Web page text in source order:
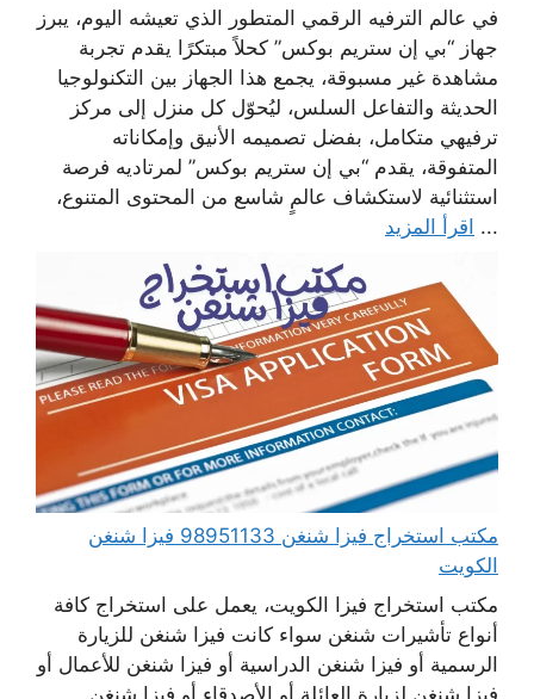
في عالم الترفيه الرقمي المتطور الذي تعيشه اليوم، يبرز
جهاز “بي إن ستريم بوكس” كحلاً مبتكرًا يقدم تجربة
مشاهدة غير مسبوقة، يجمع هذا الجهاز بين التكنولوجيا
الحديثة والتفاعل السلس، ليُحوّل كل منزل إلى مركز
ترفيهي متكامل، بفضل تصميمه الأنيق وإمكاناته
المتفوقة، يقدم “بي إن ستريم بوكس” لمرتاديه فرصة
استثنائية لاستكشاف عالمٍ شاسع من المحتوى المتنوع،
... اقرأ المزيد
مكتب استخراج فيزا شنغن 98951133 فيزا شنغن
الكويت
مكتب استخراج فيزا الكويت، يعمل على استخراج كافة
أنواع تأشيرات شنغن سواء كانت فيزا شنغن للزيارة
الرسمية أو فيزا شنغن الدراسية أو فيزا شنغن للأعمال أو